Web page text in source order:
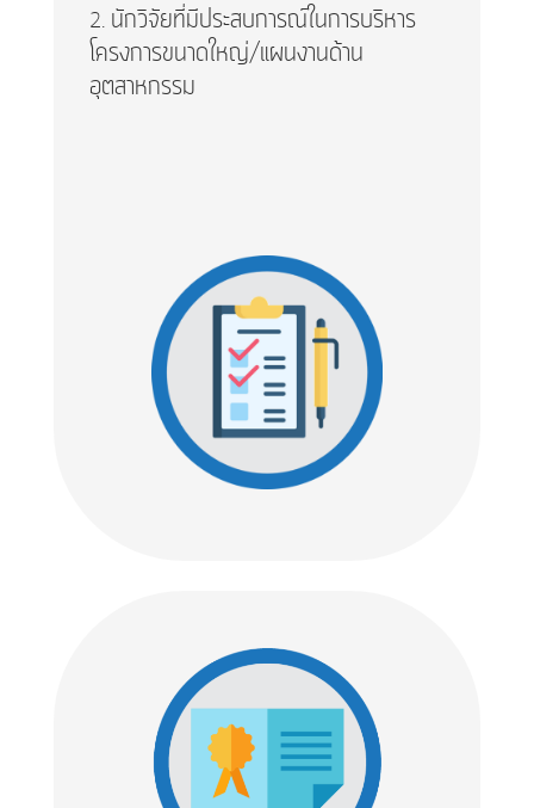
นักวิจัยที่มีประสบการณ์ในการบริหาร
โครงการขนาดใหญ่/แผนงานด้าน
อุตสาหกรรม